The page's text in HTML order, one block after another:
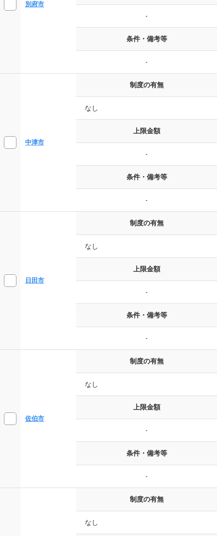
別府市
-
条件・備考等
-
中津市
制度の有無
なし
上限金額
-
条件・備考等
-
日田市
制度の有無
なし
上限金額
-
条件・備考等
-
佐伯市
制度の有無
なし
上限金額
-
条件・備考等
-
制度の有無
なし